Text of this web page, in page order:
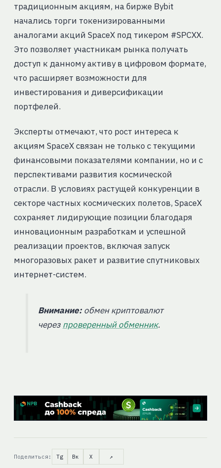
традиционным акциям, на бирже Bybit
начались торги токенизированными
аналогами акций SpaceX под тикером #SPCXX.
Это позволяет участникам рынка получать
доступ к данному активу в цифровом формате,
что расширяет возможности для
инвестирования и диверсификации
портфелей.
Эксперты отмечают, что рост интереса к
акциям SpaceX связан не только с текущими
финансовыми показателями компании, но и с
перспективами развития космической
отрасли. В условиях растущей конкуренции в
секторе частных космических полетов, SpaceX
сохраняет лидирующие позиции благодаря
инновационным разработкам и успешной
реализации проектов, включая запуск
многоразовых ракет и развитие спутниковых
интернет-систем.
Внимание:обмен криптовалют
через проверенный обменник.
Поделиться: Tg Вк X ↗